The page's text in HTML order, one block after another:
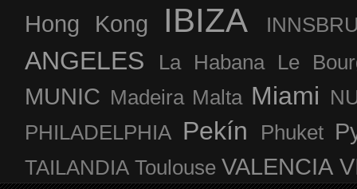
Hong Kong IBIZA
ANGELES La Habana Le
MUNIC Madeira Malta Miami
PHILADELPHIA Pekín Phuket
TAILANDIA Toulouse VALENCIA